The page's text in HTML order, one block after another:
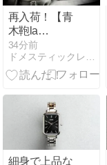
再入荷！【青
木鞄la
GALLERIA（ラ・
ガレリア）
Arrosto/アロー
ム鞣しアンテ
ィーク調＆パ
ラフィン仕上
げ牛革ツート
ーンカラーレ
34分前
ドメスティックレザーバッグ・ウォレット専門店Vertigo
細身で上品な